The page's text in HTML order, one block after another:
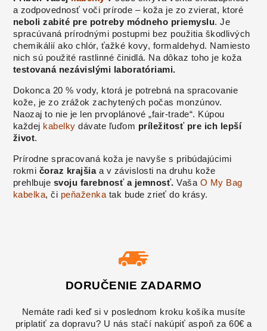
a zodpovednosť voči prírode – koža je zo zvierat, ktoré
neboli zabité pre potreby módneho priemyslu. Je
spracúvaná prírodnými postupmi bez použitia škodlivých
chemikálií ako chlór, ťažké kovy, formaldehyd. Namiesto
nich sú použité rastlinné činidlá. Na dôkaz toho je koža
testovaná nezávislými laboratóriami.
Dokonca 20 % vody, ktorá je potrebná na spracovanie
kože, je zo zrážok zachytených počas monzúnov.
Naozaj to nie je len prvoplánové „fair-trade“. Kúpou
každej kabelky dávate ľuďom príležitosť pre ich lepší
život.
Prírodne spracovaná koža je navyše s pribúdajúcimi
rokmi čoraz krajšiaa v závislosti na druhu kože
prehlbuje svoju farebnosť a jemnosť.Vaša O My Bag
kabelka, či peňaženka tak bude zrieť do krásy.
DORUČENIE ZADARMO
Nemáte radi keď si v poslednom kroku košíka musíte
priplatiť za dopravu? U nás stačí nakúpiť aspoň za 60€ a